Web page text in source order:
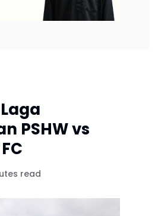
PSHW vs
read